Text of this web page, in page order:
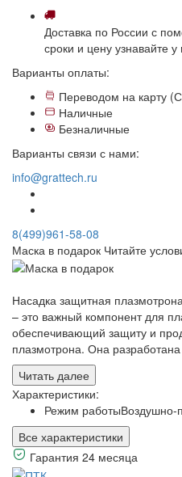
Доставка по России с
сроки и цену узнавайте
Варианты оплаты:
Переводом на карту
Наличные
Безналичные
Варианты связи с нами:
info@grattech.ru
8(499)961-58-08
Маска в подарок Читайте
Насадка защитная
– это важный компонент для
обеспечивающий защиту и
плазмотрона. Она
Читать далее
Характеристики:
Режим работыВоздушно-
Все характеристики
Гарантия 24 месяца